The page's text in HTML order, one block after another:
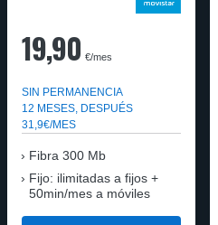
19,90 €/mes
SIN PERMANENCIA
12 MESES, DESPUÉS
31,9€/MES
Fibra 300 Mb
Fijo: ilimitadas a fijos +
50min/mes a móviles